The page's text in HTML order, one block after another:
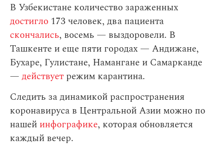
В Узбекистане количество зараженных
достигло 173 человек, два пациента
скончались, восемь — выздоровели. В
Ташкенте и еще пяти городах — Андижане,
Бухаре, Гулистане, Намангане и Самарканде
— действует режим карантина.
Следить за динамикой распространения
коронавируса в Центральной Азии можно по
нашей инфографике, которая обновляется
каждый вечер.